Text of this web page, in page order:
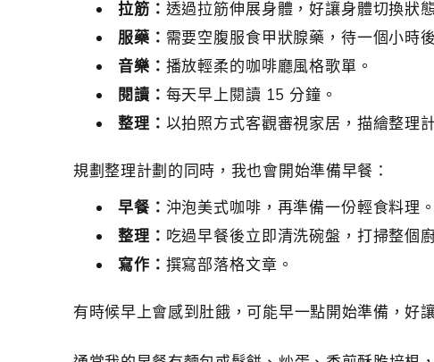
拉筋： 透過拉筋伸展身體，好讓身體切換狀
服藥： 需要空腹服食甲狀腺藥，待一個小時
音樂： 播放輕柔的咖啡廳風格歌單。
閱讀： 每天早上閱讀 15 分鐘。
整理： 以拍照方式客觀審視家居，描繪整理
規劃整理計劃的同時，我也會開始準備早餐：
早餐： 沖泡美式咖啡，再準備一份輕食料理。
整理： 吃過早餐後立即清洗碗盤，打掃整個
寫作： 撰寫部落格文章。
有時候早上會感到肚餓，可能早一點開始準備，好